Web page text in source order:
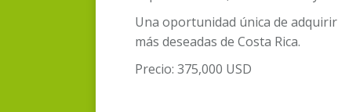
Una oportunidad única de
más deseadas de Costa Rica.
Precio: 375,000 USD